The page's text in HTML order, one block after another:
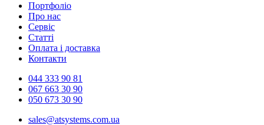
Портфоліо
Про нас
Сервіс
Статті
Оплата і доставка
Контакти
044 333 90 81
067 663 30 90
050 673 30 90
sales@atsystems.com.ua